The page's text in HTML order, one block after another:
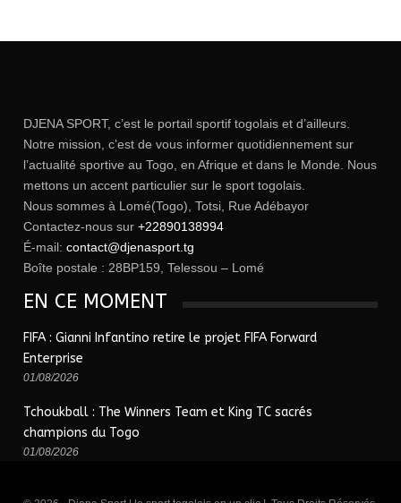
DJENA SPORT, c’est le portail sportif togolais et d’ailleurs.
Notre mission, c’est de vous informer quotidiennement sur
l’actualité sportive au Togo, en Afrique et dans le Monde. Nous
mettons un accent particulier sur le sport togolais.
Nous sommes à Lomé(Togo), Totsi, Rue Adébayor
Contactez-nous sur +22890138994
É-mail: contact@djenasport.tg
Boîte postale : 28BP159, Telessou – Lomé
EN CE MOMENT
FIFA : Gianni Infantino retire le projet FIFA Forward
Enterprise
01/08/2026
Tchoukball : The Winners Team et King TC sacrés
champions du Togo
01/08/2026